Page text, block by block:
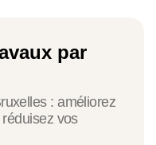
par
: améliorez
vos